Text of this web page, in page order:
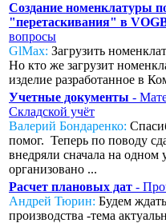
Создание номенклатуры
"перетаскивания" в
вопросы
GlMax: Загрузить
Но кто же загрузит
изделие разработанное в
Учетные документы -
Складской учёт
Валерий Бондаренко:
помог. Теперь по поводу
внедряли сначала на одном
организовано ...
Расчет плановых дат -
Андрей Тюрин: Будем
производства -тема